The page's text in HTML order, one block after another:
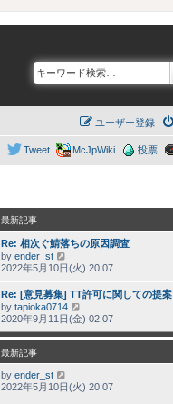
ユーザー登録
投票
McJpWiki
Tweet
最新記事
Re: 相次ぐ鯖落ちの原因調査
by ender_st
新
記
事
2022年5月10日(火) 20:07
Re: [意見募集] TT許可に関しての提案
by tapioka0714
新
記
2020年9月11日(金) 02:07
最新記事
by ender_st
2022年5月10日(火) 20:07